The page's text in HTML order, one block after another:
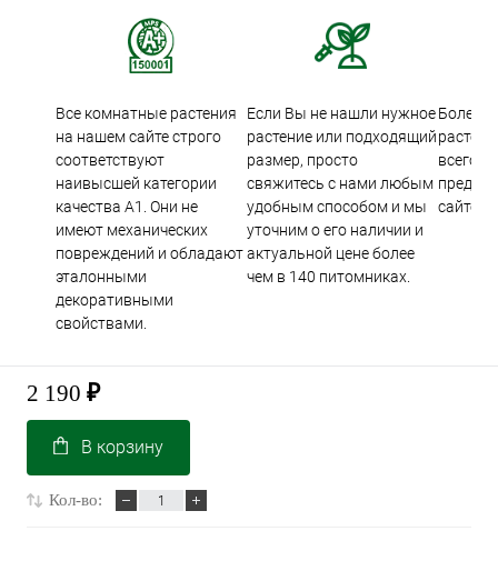
Все комнатные растения
на нашем сайте строго
соответствуют
наивысшей категории
качества А1. Они не
имеют механических
повреждений и обладают
эталонными
декоративными
свойствами.
Если Вы не нашли нужное
растение или подходящий
размер, просто
свяжитесь с нами любым
удобным способом и мы
уточним о его наличии и
актуальной цене более
чем в 140 питомниках.
Более
всего
сайте.
2 190 ₽
В корзину
Кол-во: